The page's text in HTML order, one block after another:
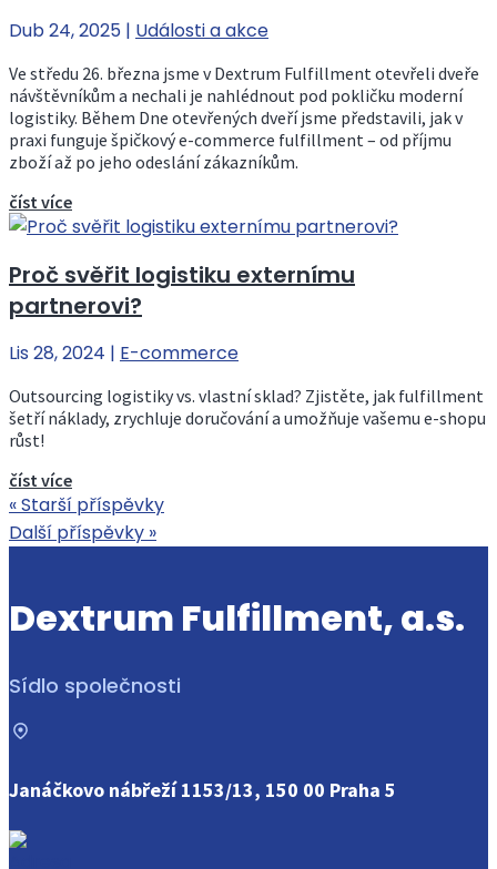
Dub 24, 2025 | Události a akce
Ve středu 26. března jsme v Dextrum Fulfillment otevřeli dveře
návštěvníkům a nechali je nahlédnout pod pokličku moderní
logistiky. Během Dne otevřených dveří jsme představili, jak v
praxi funguje špičkový e-commerce fulfillment – od příjmu
zboží až po jeho odeslání zákazníkům.
číst více
Proč svěřit logistiku externímu
partnerovi?
Lis 28, 2024 | E-commerce
Outsourcing logistiky vs. vlastní sklad? Zjistěte, jak fulfillment
šetří náklady, zrychluje doručování a umožňuje vašemu e-shopu
růst!
číst více
« Starší příspěvky
Další příspěvky »
Dextrum Fulfillment, a.s.
Sídlo společnosti
Janáčkovo nábřeží 1153/13, 150 00 Praha 5